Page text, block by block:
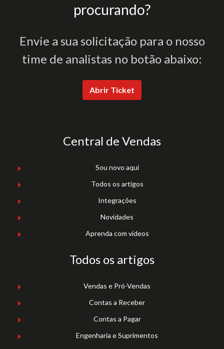
procurando?
Envie a sua solicitação para o nosso
time de analistas no botão abaixo:
Abrir Ticket
Central de Vendas
Sou novo aqui
Todos os artigos
Integrações
Novidades
Aprenda com vídeos
Todos os artigos
Vendas e Pró-Vendas
Contas a Receber
Contas a Pagar
Engenharia e Suprimentos